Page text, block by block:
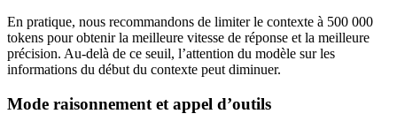
En pratique, nous recommandons de limiter le contexte à 500 000
tokens pour obtenir la meilleure vitesse de réponse et la meilleure
précision. Au-delà de ce seuil, l’attention du modèle sur les
informations du début du contexte peut diminuer.
Mode raisonnement et appel d’outils